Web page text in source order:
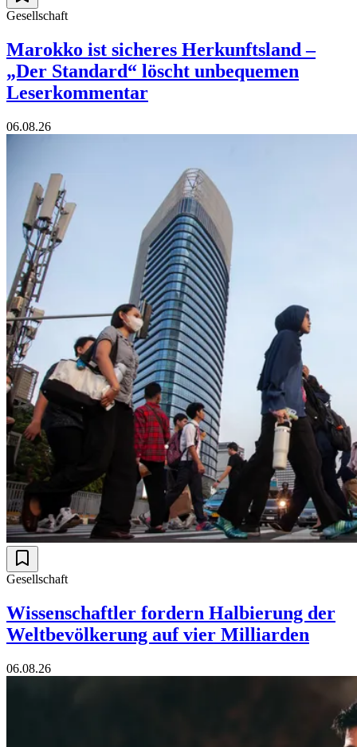
Gesellschaft
Marokko ist sicheres Herkunftsland –
„Der Standard“ löscht unbequemen
Leserkommentar
06.08.26
Gesellschaft
Wissenschaftler fordern Halbierung der
Weltbevölkerung auf vier Milliarden
06.08.26